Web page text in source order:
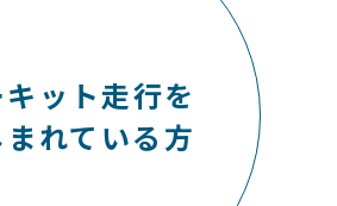
ット走行を
れている方